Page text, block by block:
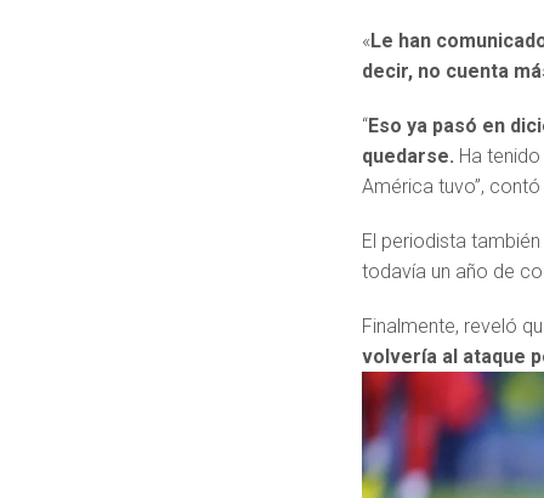
«Le han
decir, no cuenta
“Eso ya pasó en
quedarse. Ha
América tuvo”,
El periodista
todavía un año de
Finalmente, reveló
volvería al ataque